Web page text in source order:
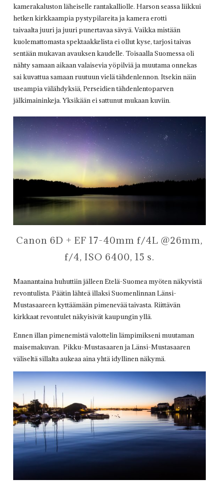
kamerakaluston läheiselle rantakalliolle. Harson seassa liikkui
hetken kirkkaampia pystypilareita ja kamera erotti
taivaalta juuri ja juuri punertavaa sävyä. Vaikka mistään
kuolemattomasta spektaakkelista ei ollut kyse, tarjosi taivas
sentään mukavan avauksen kaudelle. Toisaalla Suomessa oli
nähty samaan aikaan valaisevia yöpilviä ja muutama onnekas
sai kuvattua samaan ruutuun vielä tähdenlennon. Itsekin näin
useampia välähdyksiä, Perseidien tähdenlentoparven
jälkimaininkeja. Yksikään ei sattunut mukaan kuviin.
Canon 6D + EF 17-40mm f/4L @26mm,
f/4, ISO 6400, 15 s.
Maanantaina huhuttiin jälleen Etelä-Suomea myöten näkyvistä
revontulista. Päätin lähteä illaksi Suomenlinnan Länsi-
Mustasaareen kyttäämään pimenevää taivasta. Riittävän
kirkkaat revontulet näkyisivät kaupungin yllä.
Ennen illan pimenemistä valottelin lämpimikseni muutaman
maisemakuvan. Pikku-Mustasaaren ja Länsi-Mustasaaren
väliseltä sillalta aukeaa aina yhtä idyllinen näkymä.